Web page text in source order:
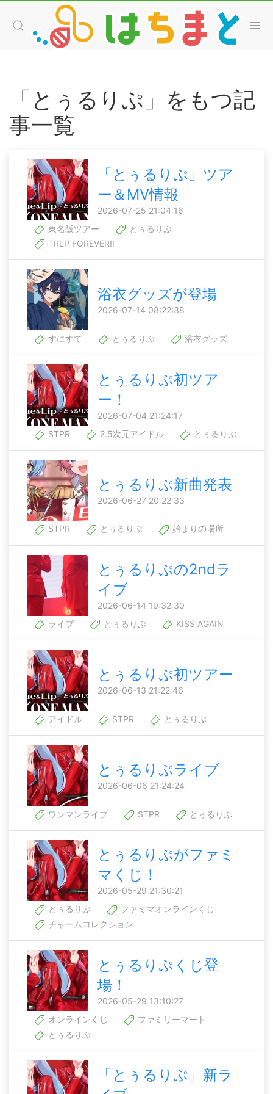
「とぅるりぷ」をもつ記
事一覧
「とぅるりぷ」ツア
ー＆MV情報
2026-07-25 21:04:16
東名阪ツアー
とぅるりぷ
TRLP FOREVER!!
浴衣グッズが登場
2026-07-14 08:22:38
すにすて とぅるりぷ 浴衣グッズ
とぅるりぷ初ツア
ー！
2026-07-04 21:24:17
STPR
2.5次元アイドル とぅるりぷ
とぅるりぷ新曲発表
2026-06-27 20:22:33
STPR とぅるりぷ 始まりの場所
とぅるりぷの2ndラ
イブ
2026-06-14 19:32:30
ライブ
とぅるりぷ KISS AGAIN
とぅるりぷ初ツアー
2026-06-13 21:22:46
アイドル STPR とぅるりぷ
とぅるりぷライブ
2026-06-06 21:24:24
ワンマンライブ STPR とぅるりぷ
とぅるりぷがファミ
マくじ！
2026-05-29 21:30:21
とぅるりぷ
ファミマオンラインくじ
チャームコレクション
とぅるりぷくじ登
場！
2026-05-29 13:10:27
オンラインくじ
ファミリーマート
とぅるりぷ
「とぅるりぷ」新ラ